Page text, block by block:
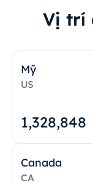
Vị trí
Mỹ
US
1,328,848
Canada
CA